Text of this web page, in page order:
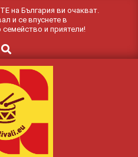
на България ви очакват.
и се впуснете в
и приятели!
Search